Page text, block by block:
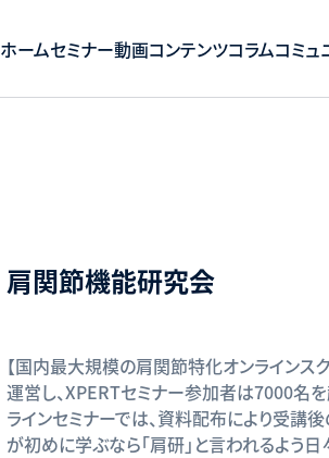
ホームセミナー動画コンテンツコラムコミュ
肩関節機能研究会
【国内最大規模の肩関節特化オンラインス
運営し、XPERTセミナー参加者は7000名
ラインセミナーでは、資料配布により受講
が初めに学ぶなら「肩研」と言われるよう日